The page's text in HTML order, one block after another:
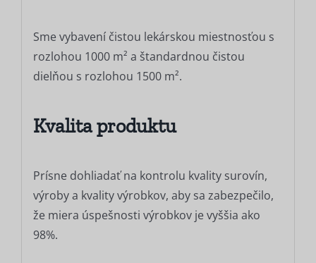
Sme vybavení čistou lekárskou miestnosťou s
rozlohou 1000 m² a štandardnou čistou
dielňou s rozlohou 1500 m².
Kvalita produktu
Prísne dohliadať na kontrolu kvality surovín,
výroby a kvality výrobkov, aby sa zabezpečilo,
že miera úspešnosti výrobkov je vyššia ako
98%.